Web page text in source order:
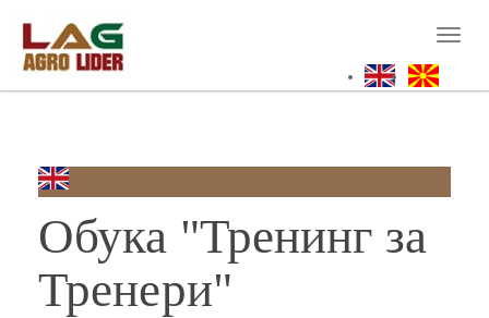
main
content
Обука "Тренинг за
Тренери"